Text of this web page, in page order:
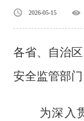
2026-05-15
各省、自治
安全监管部
为深入